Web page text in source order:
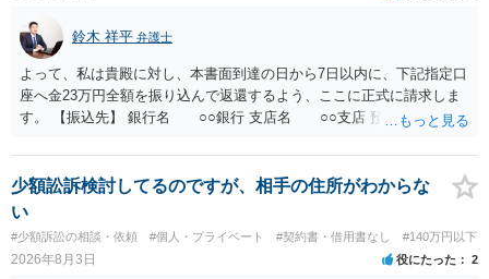
鈴木 祥平 弁護士
よって、私は貴殿に対し、本書面到達の日から7日以内に、下記指定口
座へ金23万円全額を振り込んで返還するよう、ここに正式に請求しま
す。 【振込先】 銀行名 ○○銀行 支店名 ○○支店 預金種別 普通
されない場合には、貴殿には任意に返金する意思がないものと判断
し、やむを得ず、返還金23万円及びこれに対する遅延損害金の支払い
を求める民事訴訟、支払督促その他必要な法的手続を直ちに講じま
いても併せて請求する予定ですので、あらかじめ申し添えます。 本件
は、貴殿自らが契約を解約したことによって生じた返還義務の履行を
少額訟訴検討してるのですが、相手の住所がわからな
い
#少額訴訟の相談・依頼 #個人・プライベート #契約書・借用書なし #140万円以下
2026年8月3日 役にたった 2